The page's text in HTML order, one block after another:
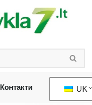
Контакти UK